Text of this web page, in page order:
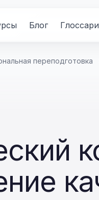
Блог
переподготовка